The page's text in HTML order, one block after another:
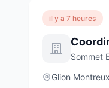
il y a 7 heures
Sommet
Glion Montreux